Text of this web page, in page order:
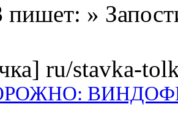
пишет: »
ru/stavka-